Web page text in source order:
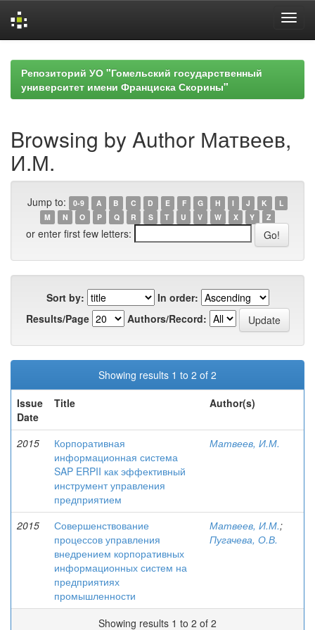
navigationРепозиторий УО "Гомельский государственный
университет имени Франциска Скорины"
Browsing by Author Матвеев,
И.М.
Jump to: 0-9 A B C D E F G H I J K
L
M
N O P Q R S T U V W X Y Z
or enter first few letters:
Sort by:
In order:
Results/Page
Authors/Record:
Showing results 1 to 2 of 2
Issue
Date
Title Author(s)
2015
Корпоративная
информационная система
SAP ERPII как эффективный
инструмент управления
предприятием
Матвеев, И.М.
2015
Совершенствование
процессов управления
внедрением корпоративных
информационных систем на
предприятиях
промышленности
Матвеев, И.М.;
Пугачева, О.В.
Showing results 1 to 2 of 2